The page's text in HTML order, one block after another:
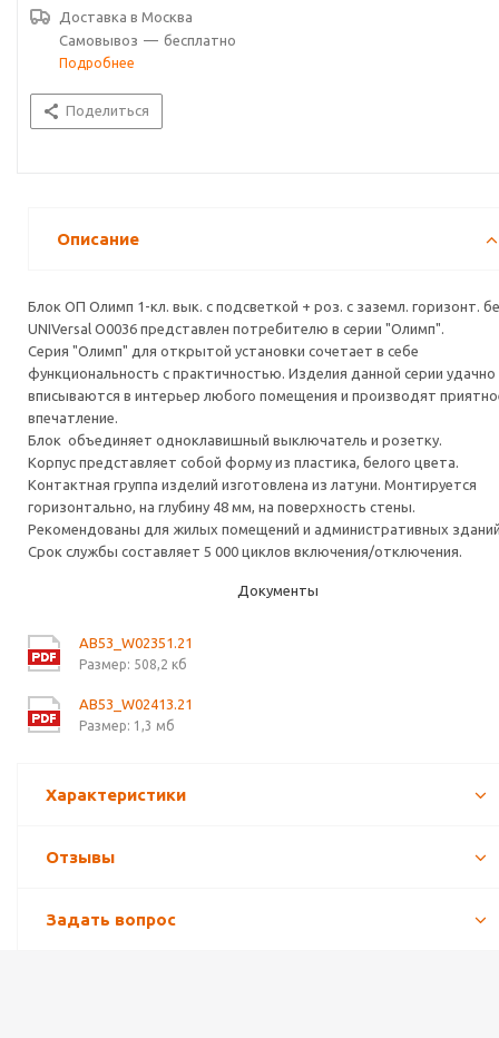
Доставка в Москва
Самовывоз — бесплатно
Подробнее
Поделиться
Описание
Блок ОП Олимп 1-кл. вык. с подсветкой + роз. с заземл. горизонт.
UNIVersal О0036 представлен потребителю в серии "Олимп".
Серия "Олимп" для открытой установки сочетает в себе
функциональность с практичностью. Изделия данной серии удачно
вписываются в интерьер любого помещения и производят
впечатление.
Блок объединяет одноклавишный выключатель и розетку.
Корпус представляет собой форму из пластика, белого цвета.
Контактная группа изделий изготовлена из латуни. Монтируется
горизонтально, на глубину 48 мм, на поверхность стены.
Рекомендованы для жилых помещений и административных
Срок службы составляет 5 000 циклов включения/отключения.
Документы
AB53_W02351.21
Размер: 508,2 кб
AB53_W02413.21
Размер: 1,3 мб
Характеристики
Отзывы
Задать вопрос